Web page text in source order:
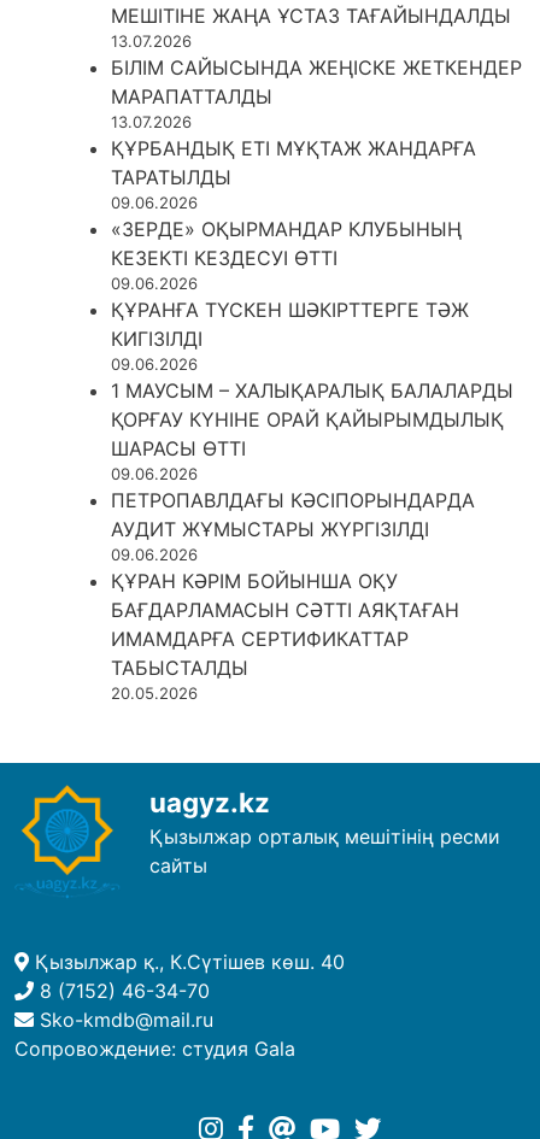
МЕШІТІНЕ ЖАҢА ҰСТАЗ ТАҒАЙЫНДАЛДЫ
13.07.2026
БІЛІМ САЙЫСЫНДА ЖЕҢІСКЕ ЖЕТКЕНДЕР
МАРАПАТТАЛДЫ
13.07.2026
ҚҰРБАНДЫҚ ЕТІ МҰҚТАЖ ЖАНДАРҒА
ТАРАТЫЛДЫ
09.06.2026
«ЗЕРДЕ» ОҚЫРМАНДАР КЛУБЫНЫҢ
КЕЗЕКТІ КЕЗДЕСУІ ӨТТІ
09.06.2026
ҚҰРАНҒА ТҮСКЕН ШӘКІРТТЕРГЕ ТӘЖ
КИГІЗІЛДІ
09.06.2026
1 МАУСЫМ – ХАЛЫҚАРАЛЫҚ БАЛАЛАРДЫ
ҚОРҒАУ КҮНІНЕ ОРАЙ ҚАЙЫРЫМДЫЛЫҚ
ШАРАСЫ ӨТТІ
09.06.2026
ПЕТРОПАВЛДАҒЫ КӘСІПОРЫНДАРДА
АУДИТ ЖҰМЫСТАРЫ ЖҮРГІЗІЛДІ
09.06.2026
ҚҰРАН КӘРІМ БОЙЫНША ОҚУ
БАҒДАРЛАМАСЫН СӘТТІ АЯҚТАҒАН
ИМАМДАРҒА СЕРТИФИКАТТАР
ТАБЫСТАЛДЫ
20.05.2026
uagyz.kz
Қызылжар орталық мешітінің ресми
сайты
Қызылжар қ., К.Сүтішев көш. 40
8 (7152) 46-34-70
Sko-kmdb@mail.ru
Сопровождение: студия Gala